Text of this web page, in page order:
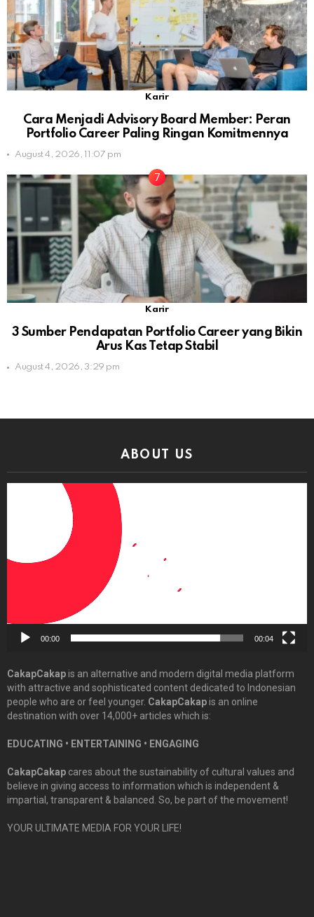
Karir
Cara Menjadi Advisory Board Member: Peran
Portfolio Career Paling Ringan Komitmennya
August 4, 2026, 11:07 pm
Karir
3 Sumber Pendapatan Portfolio Career yang Bikin
Arus Kas Tetap Stabil
August 4, 2026, 3:29 pm
ABOUT US
00:00 00:04
CakapCakapis an alternative and modern digital media platform
with attractive and sophisticated content dedicated to Indonesian
people who are or feel younger. CakapCakapis an online
destination with over 14,000+ articles which is:
EDUCATING • ENTERTAINING • ENGAGING
CakapCakap cares about the sustainability of cultural values and
believe in giving access to information which is independent &
impartial, transparent & balanced. So, be part of the movement!
YOUR ULTIMATE MEDIA FOR YOUR LIFE!